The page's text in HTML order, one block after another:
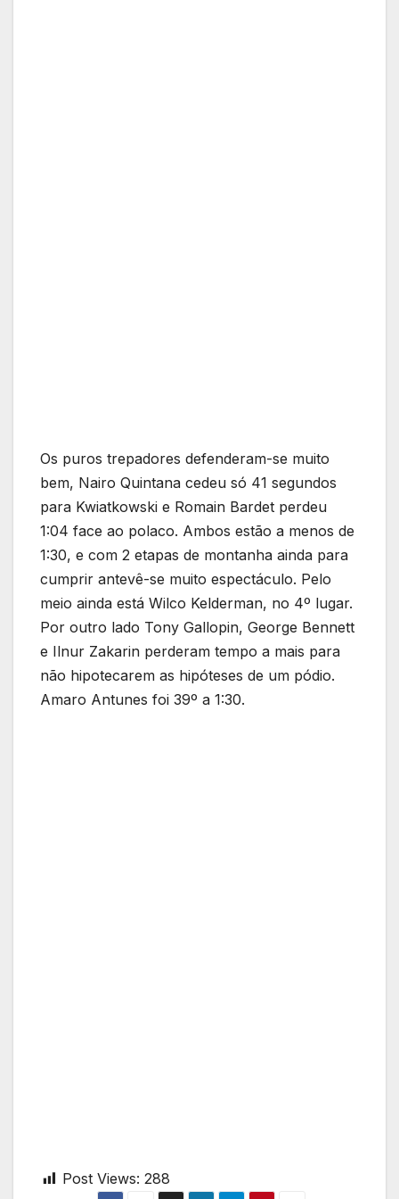
Os puros trepadores defenderam-se muito
bem, Nairo Quintana cedeu só 41 segundos
para Kwiatkowski e Romain Bardet perdeu
1:04 face ao polaco. Ambos estão a menos de
1:30, e com 2 etapas de montanha ainda para
cumprir antevê-se muito espectáculo. Pelo
meio ainda está Wilco Kelderman, no 4º lugar.
Por outro lado Tony Gallopin, George Bennett
e Ilnur Zakarin perderam tempo a mais para
não hipotecarem as hipóteses de um pódio.
Amaro Antunes foi 39º a 1:30.
Post Views: 288